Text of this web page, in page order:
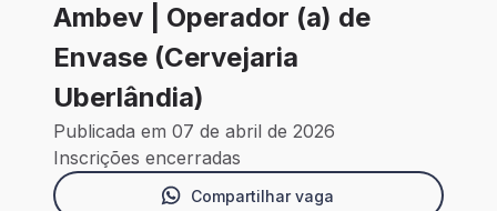
Ambev | Operador (a) de
Envase (Cervejaria
Uberlândia)
Publicada em 07 de abril de 2026
Inscrições encerradas
Compartilhar vaga